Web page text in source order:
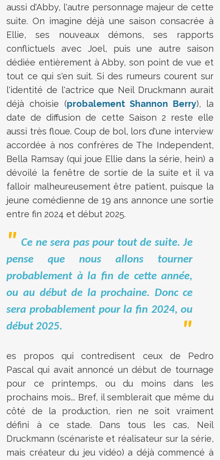
aussi d'Abby, l'autre personnage majeur de cette
suite. On imagine déjà une saison consacrée à
Ellie, ses nouveaux démons, ses rapports
conflictuels avec Joel, puis une autre saison
dédiée entièrement à Abby, son point de vue et
tout ce qui s'en suit. Si des rumeurs courent sur
l'identité de l'actrice que Neil Druckmann aurait
déjà choisie (probalement Shannon Berry), la
date de diffusion de cette Saison 2 reste elle
aussi très floue. Coup de bol, lors d'une interview
accordée à nos confrères de The Independent,
Bella Ramsay (qui joue Ellie dans la série, hein) a
dévoilé la fenêtre de sortie de la suite et il va
falloir malheureusement être patient, puisque la
jeune comédienne de 19 ans annonce une sortie
entre fin 2024 et début 2025.
Ce ne sera pas pour tout de suite. Je
pense que nous allons tourner
probablement à la fin de cette année,
ou au début de la prochaine. Donc ce
sera probablement pour la fin 2024, ou
début 2025.
es propos qui contredisent ceux de Pedro
Pascal qui avait annoncé un début de tournage
pour ce printemps, ou du moins dans les
prochains mois... Bref, il semblerait que même du
côté de la production, rien ne soit vraiment
défini à ce stade. Dans tous les cas, Neil
Druckmann (scénariste et réalisateur sur la série,
mais créateur du jeu vidéo) a déjà commencé à